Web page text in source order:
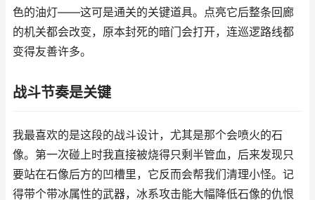
色的油灯——这可是通关的关键道具。点亮它后整条回廊
的机关都会改变，原本封死的暗门会打开，连巡逻路线都
变得友善许多。
战斗节奏是关键
我最喜欢的是这段的战斗设计，尤其是那个会喷火的石
像。第一次碰上时我直接被烧得只剩半管血，后来发现只
要站在石像后方的凹槽里，它反而会帮我们清理小怪。记
得带个带冰属性的武器，冰系攻击能大幅降低石像的仇恨